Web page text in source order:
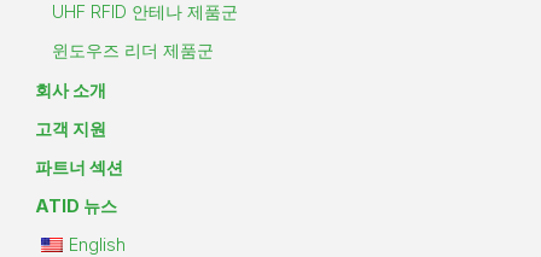
UHF RFID 안테나 제품군
윈도우즈 리더 제품군
회사 소개
고객 지원
파트너 섹션
ATID 뉴스
English